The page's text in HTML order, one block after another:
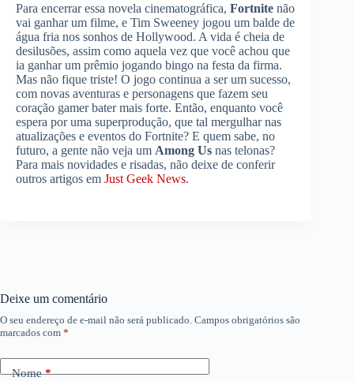
Para encerrar essa novela cinematográfica, Fortnite não
vai ganhar um filme, e Tim Sweeney jogou um balde de
água fria nos sonhos de Hollywood. A vida é cheia de
desilusões, assim como aquela vez que você achou que
ia ganhar um prêmio jogando bingo na festa da firma.
Mas não fique triste! O jogo continua a ser um sucesso,
com novas aventuras e personagens que fazem seu
coração gamer bater mais forte. Então, enquanto você
espera por uma superprodução, que tal mergulhar nas
atualizações e eventos do Fortnite? E quem sabe, no
futuro, a gente não veja um Among Us nas telonas?
Para mais novidades e risadas, não deixe de conferir
outros artigos em Just Geek News.
Deixe um comentário
O seu endereço de e-mail não será publicado. Campos obrigatórios são
marcados com *
Nome*